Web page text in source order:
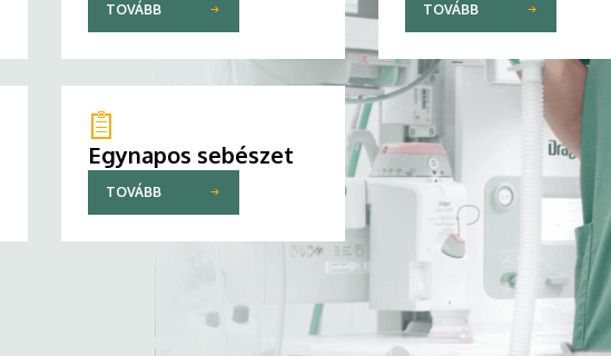
TOVÁBB TOVÁBB
Egynapos sebészet
TOVÁBB